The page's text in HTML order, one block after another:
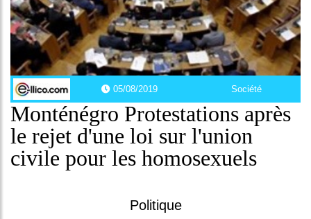
05/08/2019 Société
Monténégro Protestations après
le rejet d'une loi sur l'union
civile pour les homosexuels
Politique